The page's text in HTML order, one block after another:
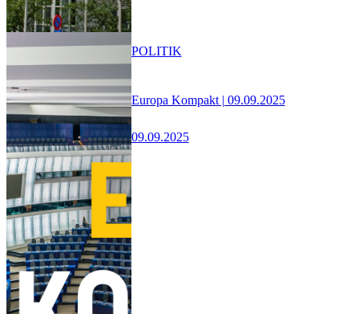
Europa Kompakt | 09.09.2025
09.09.2025
POLITIK